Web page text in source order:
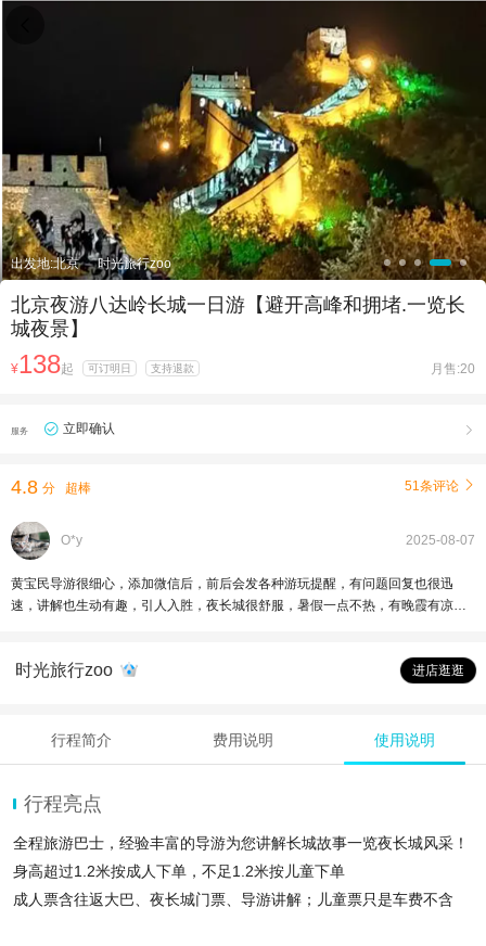
出发地:北京 时光旅行zoo
北京夜游八达岭长城一日游【避开高峰和拥堵.一览长
城夜景】
¥138起 可订明日 支持退款 月售:20
服务 立即确认 
4.8 分 超棒 51条评论 
O*y 2025-08-07
黄宝民导游很细心，添加微信后，前后会发各种游玩提醒，有问题回复也很迅
速，讲解也生动有趣，引人入胜，夜长城很舒服，暑假一点不热，有晚霞有凉
时光旅行zoo 进店逛逛
行程简介 费用说明 使用说明
行程亮点
全程旅游巴士，经验丰富的导游为您讲解长城故事一览夜长城风采！
身高超过1.2米按成人下单，不足1.2米按儿童下单
成人票含往返大巴、夜长城门票、导游讲解；儿童票只是车费不含